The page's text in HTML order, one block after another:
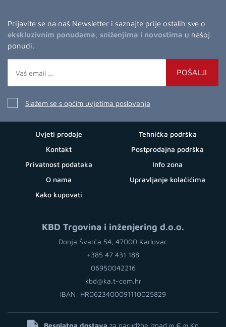
Prijavite se na naš Newsletter i saznajte prije ostalih sve o
ekskluzivnim ponudama, sniženjima i novostima u našoj
ponudi.
POŠALJI
Slažem se s općim uvjetima poslovanja
Uvjeti prodaje
Kontakt
Privatnost podataka
O nama
Kako kupovati
Tehnička podrška
Postprodajna podrška
Info zona
Upravljanje kolačićima
KBD Trgovina i inženjering d.o.o.
Donja Švarča 54, 47000 Karlovac
+385 47 431 188
06950042216
kbd@ka.t-com.hr
IBAN: HR0623400091110025829
Besplatna dostava za narudžbe iznad ∞ € ∞ Kn